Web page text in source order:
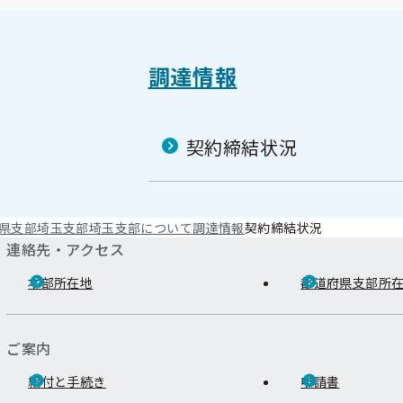
調達情報
契約締結状況
支部埼玉支部埼玉支部について調達情報契約締結状況
連絡先・アクセス
本部所在地 都道府県支部所
ご案内
給付と手続き 申請書